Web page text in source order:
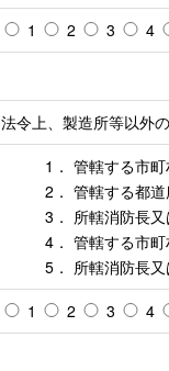
1 2 3 4
法令上、製造所等以外
1． 管轄する市町
2． 管轄する都道
3． 所轄消防長又
4． 管轄する市町
5． 所轄消防長又
1 2 3 4